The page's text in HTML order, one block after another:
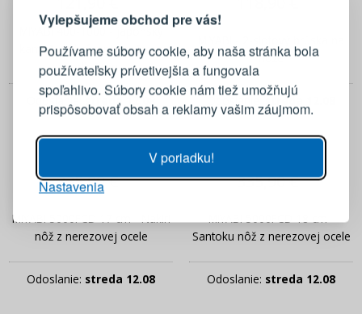
Vylepšujeme obchod pre vás!
Používame súbory cookie, aby naša stránka bola
používateľsky prívetivejšia a fungovala
spoľahlivo. Súbory cookie nám tiež umožňujú
prispôsobovať obsah a reklamy vašim záujmom.
V poriadku!
Nastavenia
MIYABI 400-1000 - japonský
kameň na brúsenie nožov s
podložkou
Odoslanie: streda 12.08
nože
Odoslanie:streda 12.08
335,90 €
MIYABI 5000FCD 17 cm - Nakiri
nôž z nerezovej ocele
Odoslanie: streda 12.08
335,90 €
MIYABI 5000FCD 18 cm -
Santoku nôž z nerezovej ocele
Odoslanie: streda 12.08
Prihláste sa k svojmu účtu
PRIHLÁSIŤ SA
Pripomenutie hesla